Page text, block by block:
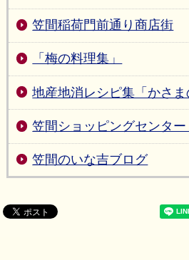
笠間稲荷門前通り商店街
「梅の料理集」
地産地消レシピ集「かさま
笠間ショッピングセンタ
笠間のいな吉ブログ